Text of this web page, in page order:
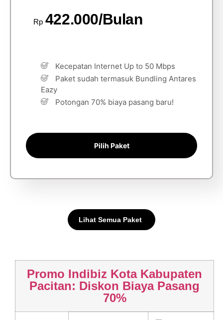
Rp 422.000/Bulan
Kecepatan Internet Up to 50 Mbps
Paket sudah termasuk Bundling Antares
Eazy
Potongan 70% biaya pasang baru!
Pilih Paket
Lihat Semua Paket
Promo Indibiz Kota Kabupaten
Pacitan: Diskon Biaya Pasang
70%